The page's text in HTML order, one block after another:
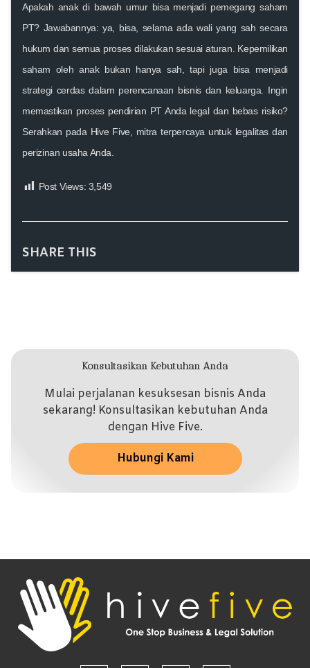
Apakah anak di bawah umur bisa menjadi pemegang saham
PT?Jawabannya:ya, bisa , selama adawali yang sah secara
hukum dan semua proses dilakukan sesuai aturan. Kepemilikan
saham oleh anak bukan hanya sah, tapi juga bisa menjadi
strategi cerdas dalam perencanaan bisnis dan keluarga. Ingin
memastikan proses pendirian PTAnda legal dan bebas risiko?
Serahkan pada Hive Five , mitra terpercaya untuk legalitas dan
perizinan usaha Anda.
Post Views: 3,549
SHARE THIS
Konsultasikan Kebutuhan Anda
Mulai perjalanan kesuksesan bisnis Anda
sekarang! Konsultasikan kebutuhan Anda
dengan Hive Five.
Hubungi Kami